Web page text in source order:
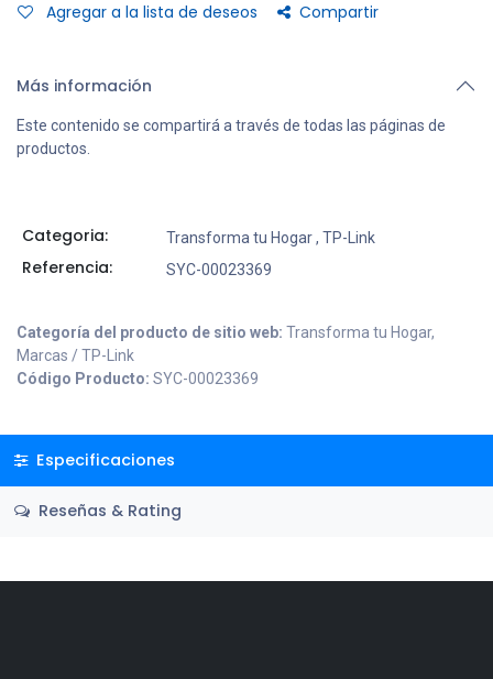
Agregar a la lista de deseos Compartir
Más información
Este contenido se compartirá a través de todas las páginas de
productos.
Categoria: Transforma tu Hogar, TP-Link
Referencia: SYC-00023369
Categoría del producto de sitio web: Transforma tu Hogar,
Marcas / TP-Link
Código Producto: SYC-00023369
Especificaciones
Reseñas & Rating